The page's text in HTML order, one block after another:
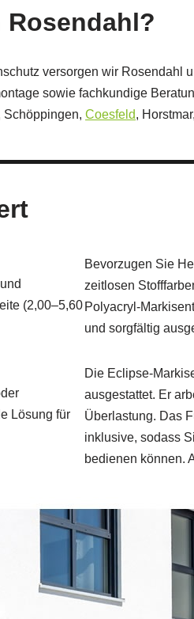
Rosendahl?
versorgen wir
sowie fachkundige
Schöppingen, Coesfeld,
(2,00–5,60
Lösung für
Bevorzugen Sie
zeitlosen
und sorgfältig
Die
ausgestattet. Er
Überlastung. Das
inklusive, sodass
bedienen können.